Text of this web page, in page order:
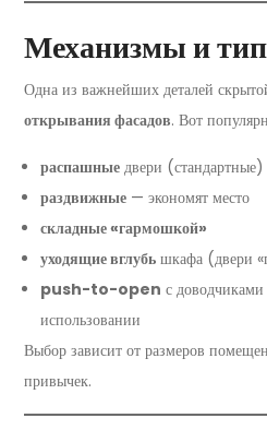
Механизмы и
Одна из важнейших деталей
открывания фасадов. Вот
распашные двери (стандартные)
раздвижные — экономят место
складные «гармошкой»
уходящие вглубь шкафа (двери
push-to-open с
использовании
Выбор зависит от размеров
привычек.